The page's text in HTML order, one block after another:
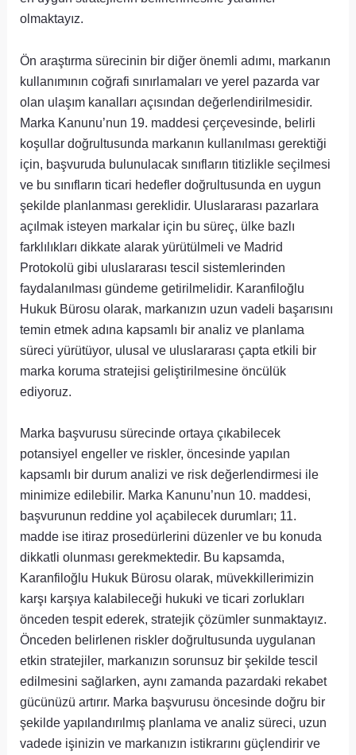
olmaktayız.
Ön araştırma sürecinin bir diğer önemli adımı, markanın
kullanımının coğrafi sınırlamaları ve yerel pazarda var
olan ulaşım kanalları açısından değerlendirilmesidir.
Marka Kanunu’nun 19. maddesi çerçevesinde, belirli
koşullar doğrultusunda markanın kullanılması gerektiği
için, başvuruda bulunulacak sınıfların titizlikle seçilmesi
ve bu sınıfların ticari hedefler doğrultusunda en uygun
şekilde planlanması gereklidir. Uluslararası pazarlara
açılmak isteyen markalar için bu süreç, ülke bazlı
farklılıkları dikkate alarak yürütülmeli ve Madrid
Protokolü gibi uluslararası tescil sistemlerinden
faydalanılması gündeme getirilmelidir. Karanfiloğlu
Hukuk Bürosu olarak, markanızın uzun vadeli başarısını
temin etmek adına kapsamlı bir analiz ve planlama
süreci yürütüyor, ulusal ve uluslararası çapta etkili bir
marka koruma stratejisi geliştirilmesine öncülük
ediyoruz.
Marka başvurusu sürecinde ortaya çıkabilecek
potansiyel engeller ve riskler, öncesinde yapılan
kapsamlı bir durum analizi ve risk değerlendirmesi ile
minimize edilebilir. Marka Kanunu’nun 10. maddesi,
başvurunun reddine yol açabilecek durumları; 11.
madde ise itiraz prosedürlerini düzenler ve bu konuda
dikkatli olunması gerekmektedir. Bu kapsamda,
Karanfiloğlu Hukuk Bürosu olarak, müvekkillerimizin
karşı karşıya kalabileceği hukuki ve ticari zorlukları
önceden tespit ederek, stratejik çözümler sunmaktayız.
Önceden belirlenen riskler doğrultusunda uygulanan
etkin stratejiler, markanızın sorunsuz bir şekilde tescil
edilmesini sağlarken, aynı zamanda pazardaki rekabet
gücünüzü artırır. Marka başvurusu öncesinde doğru bir
şekilde yapılandırılmış planlama ve analiz süreci, uzun
vadede işinizin ve markanızın istikrarını güçlendirir ve